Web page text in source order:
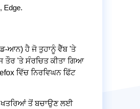
Edge.
ਆਨ) ਹੈ ਜੋ ਤੁਹਾਨੂੰ ਵੈੱਬ 'ਤੇ
ਤੌਰ 'ਤੇ ਸੰਰਚਿਤ ਕੀਤਾ ਗਿਆ
ਵਿੱਚ ਨਿਰਵਿਘਨ ਫਿੱਟ
ਖਤਰਿਆਂ ਤੋਂ ਬਚਾਉਣ ਲਈ